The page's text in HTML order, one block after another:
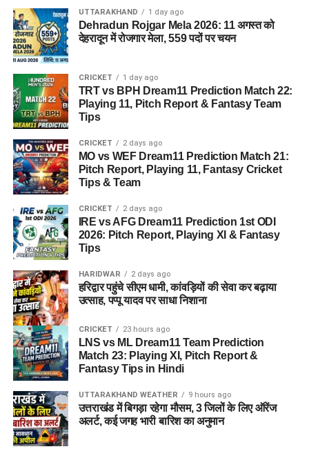
UTTARAKHAND 1 day ago
Dehradun Rojgar Mela 2026: 11 अगस्त को
देहरादून में रोजगार मेला, 559 पदों पर चयन
CRICKET 1 day ago
TRT vs BPH Dream11 Prediction Match 22:
Playing 11, Pitch Report & Fantasy Team
Tips
CRICKET 2 days ago
MO vs WEF Dream11 Prediction Match 21:
Pitch Report, Playing 11, Fantasy Cricket
Tips & Team
CRICKET 2 days ago
IRE vs AFG Dream11 Prediction 1st ODI
2026: Pitch Report, Playing XI & Fantasy
Tips
HARIDWAR 2 days ago
हरिद्वार पहुंचे सीएम धामी, कांवड़ियों की सेवा कर बढ़ाया
उत्साह, पप्पू यादव पर साधा निशाना
CRICKET 23 hours ago
LNS vs ML Dream11 Team Prediction
Match 23: Playing XI, Pitch Report &
Fantasy Tips in Hindi
UTTARAKHAND WEATHER 9 hours ago
उत्तराखंड में बिगड़ा रहेगा मौसम, 3 जिलों के लिए ऑरेंज
अलर्ट, कई जगह भारी बारिश का अनुमान